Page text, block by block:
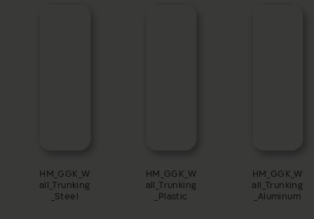
HM_GGK_W
all_Trunking
_Plastic
HM_GGK_W
all_Trunking
_Steel